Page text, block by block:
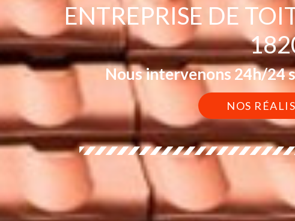
ENTREPRISE DE
Nous intervenons 24h/24
NOS